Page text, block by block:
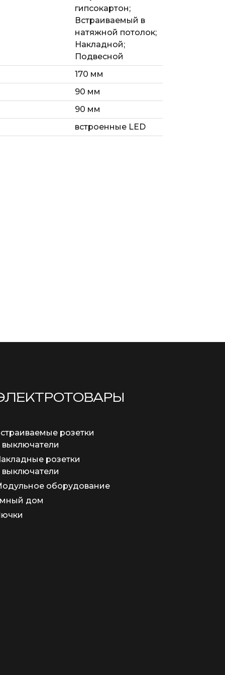
гипсокартон;
Встраиваемый в
натяжной потолок;
Накладной;
Подвесной
170 мм
90 мм
90 мм
встроенные LED
розетки
выключатели
розетки
выключатели
оборудование
дом